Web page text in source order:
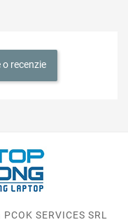
o recenzie
SERVICES SRL